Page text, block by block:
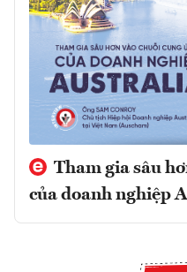
Tham gia sâu
của doanh nghiệp